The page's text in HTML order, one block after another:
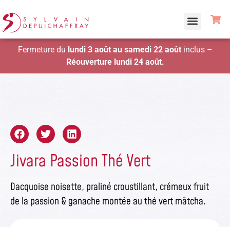
Fermeture du lundi 3 août au samedi 22 aoûtinclus –
Réouverture lundi 24 août.
Jivara Passion Thé Vert
Dacquoise noisette, praliné croustillant, crémeux fruit
de la passion & ganache montée au thé vert mâtcha.